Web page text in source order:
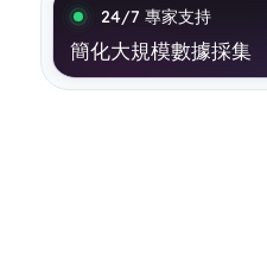
AI數據
24/7 專家支持
簡化大規模數據採集